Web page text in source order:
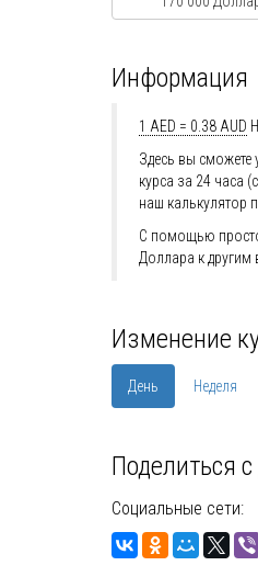
Информация
1 AED = 0.38 AUD
Здесь вы сможете
курса за 24 часа
наш калькулятор
С помощью
Доллара к
Изменение
День Неделя
Поделиться
Социальные сети: